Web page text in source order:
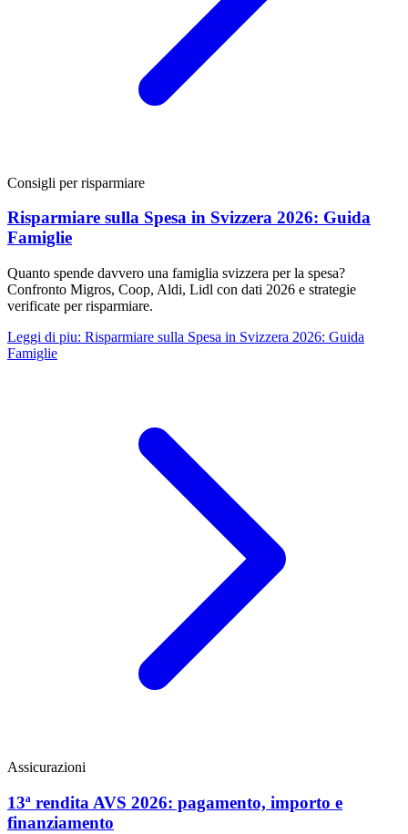
Consigli per risparmiare
Risparmiare sulla Spesa in Svizzera 2026: Guida
Famiglie
Quanto spende davvero una famiglia svizzera per la spesa?
Confronto Migros, Coop, Aldi, Lidl con dati 2026 e strategie
verificate per risparmiare.
Leggi di piu: Risparmiare sulla Spesa in Svizzera 2026: Guida
Famiglie
Assicurazioni
13ª rendita AVS 2026: pagamento, importo e
finanziamento